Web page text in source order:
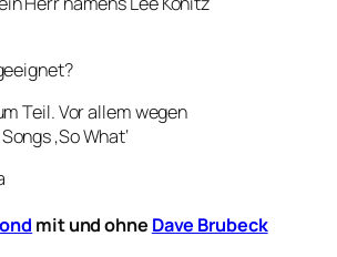
Teil. Vor allem wegen
‚So What‘
mit und ohne Dave Brubeck